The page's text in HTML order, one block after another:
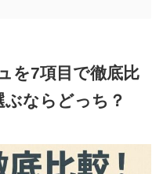
を7項目で徹底比
ぶならどっち？